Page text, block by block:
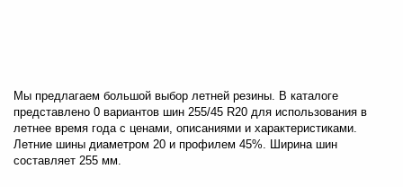
Цена
от до
Мы предлагаем большой выбор летней резины. В каталоге
представлено 0 вариантов шин 255/45 R20 для использования в
летнее время года с ценами, описаниями и характеристиками.
Летние шины диаметром 20 и профилем 45%. Ширина шин
составляет 255 мм.